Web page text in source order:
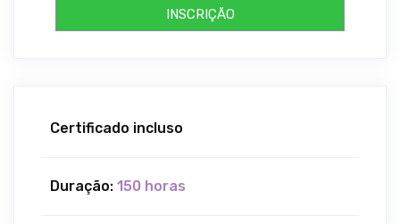
INSCRIÇÃO
Certificado incluso
Duração: 150 horas